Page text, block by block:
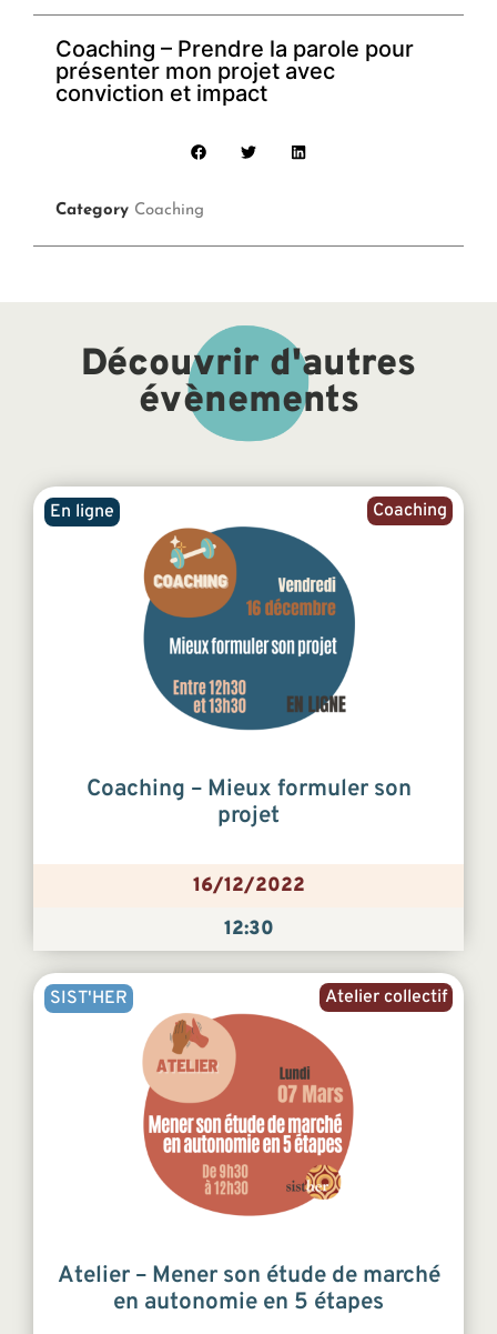
Coaching – Prendre la parole pour
présenter mon projet avec
conviction et impact
Category Coaching
Découvrir d'autres
évènements
Coaching
En ligne
Coaching – Mieux formuler son
projet
16/12/2022
12:30
Atelier collectif
SIST'HER
Atelier – Mener son étude de marché
en autonomie en 5 étapes